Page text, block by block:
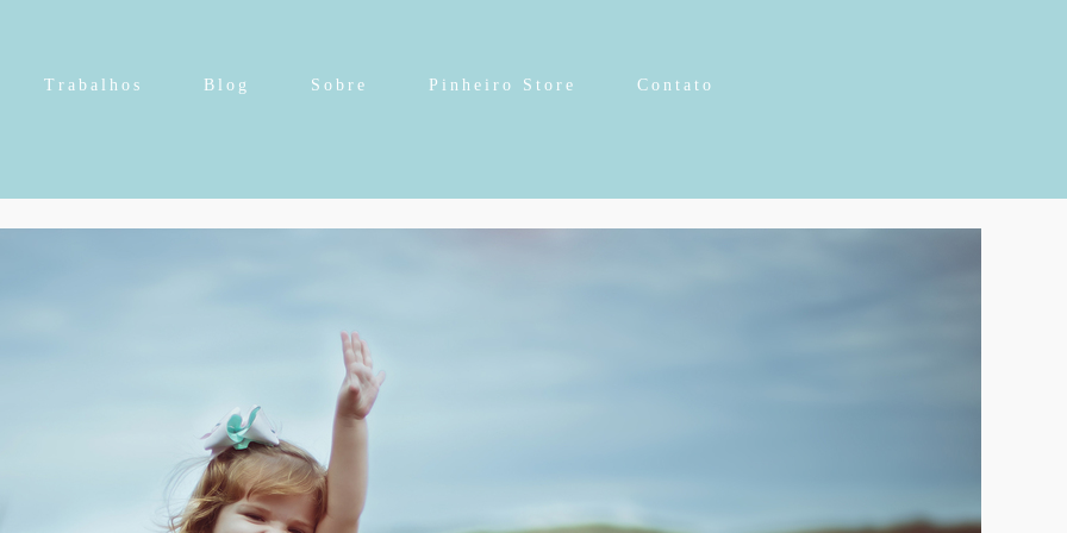
Trabalhos Blog Sobre Pinheiro Store Contato